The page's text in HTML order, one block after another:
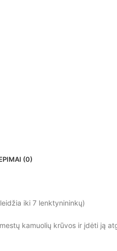
(0)
iki 7 lenktynininkų)
kamuolių krūvos ir įdėti ją